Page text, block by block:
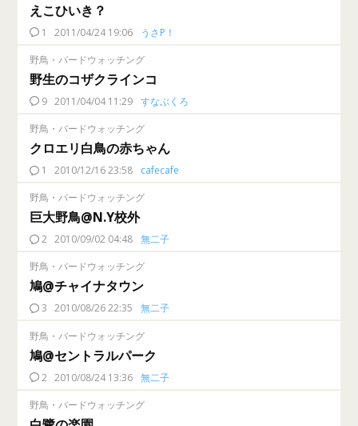
えこひいき？
1 2011/04/24 19:06 うさP！
野鳥・バードウォッチング
野生のコザクラインコ
9 2011/04/04 11:29 すなぶくろ
野鳥・バードウォッチング
クロエリ白鳥の赤ちゃん
1 2010/12/16 23:58 cafecafe
野鳥・バードウォッチング
巨大野鳥@N.Y校外
2 2010/09/02 04:48 無二子
野鳥・バードウォッチング
鳩@チャイナタウン
3 2010/08/26 22:35 無二子
野鳥・バードウォッチング
鳩@セントラルパーク
2 2010/08/24 13:36 無二子
野鳥・バードウォッチング